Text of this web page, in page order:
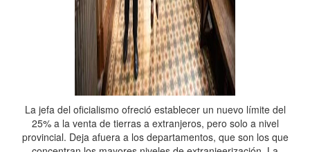
La jefa del oficialismo ofreció establecer un nuevo límite del
25% a la venta de tierras a extranjeros, pero solo a nivel
provincial. Deja afuera a los departamentos, que son los que